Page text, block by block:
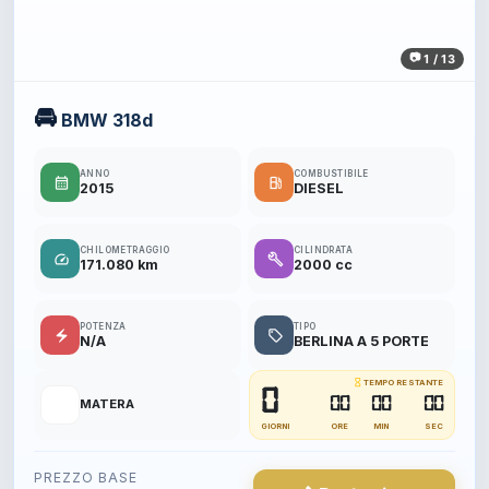
1 / 13
🚘 BMW 318d
calendar_month
ANNO
2015 local_gas_station
COMBUSTIBILE
DIESEL
speed
CHILOMETRAGGIO
171.080 km build
CILINDRATA
2000 cc
electric_bolt
POTENZA
N/A local_offer
TIPO
BERLINA A 5 PORTE
MATERA
hourglass_empty TEMPO RESTANTE
0 00 00 00
GIORNI ORE MIN SEC
PREZZO BASE